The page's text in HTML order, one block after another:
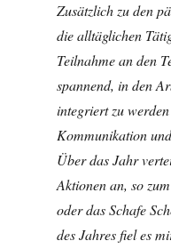
Zusätzlich zu den
die alltäglichen
Teilnahme an den
spannend, in den
integriert zu
Kommunikation
Über das Jahr
Aktionen an, so
oder das Schafe
des Jahres fiel es